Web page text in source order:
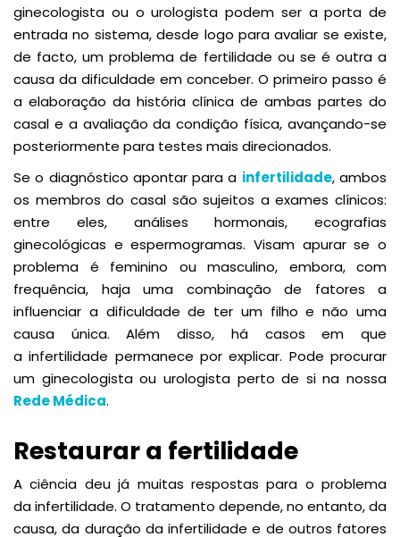
ginecologista ou o urologista podem ser a porta de
entrada no sistema, desde logo para avaliar se existe,
de facto, um problema de fertilidade ou se é outra a
causa da dificuldade em conceber. O primeiro passo é
a elaboração da história clínica de ambas partes do
casal e a avaliação da condição física, avançando-se
posteriormente para testes mais direcionados.
Se o diagnóstico apontar para a infertilidade, ambos
os membros do casal são sujeitos a exames clínicos:
entre eles, análises hormonais, ecografias
ginecológicas e espermogramas. Visam apurar se o
problema é feminino ou masculino, embora, com
frequência, haja uma combinação de fatores a
influenciar a dificuldade de ter um filho e não uma
causa única. Além disso, há casos em que
a infertilidade permanece por explicar. Pode procurar
um ginecologista ou urologista perto de si na nossa
Rede Médica.
Restaurar a fertilidade
A ciência deu já muitas respostas para o problema
da infertilidade. O tratamento depende, no entanto, da
causa, da duração da infertilidade e de outros fatores